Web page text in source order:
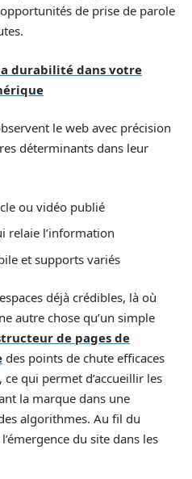
de prise de parole
durabilité dans votre
le web avec précision
déterminants dans leur
ou vidéo publié
relaie l’information
et supports variés
déjà crédibles, là où
autre chose qu’un simple
de pages de
des points de chute efficaces
qui permet d’accueillir les
la marque dans une
algorithmes. Au fil du
du site dans les